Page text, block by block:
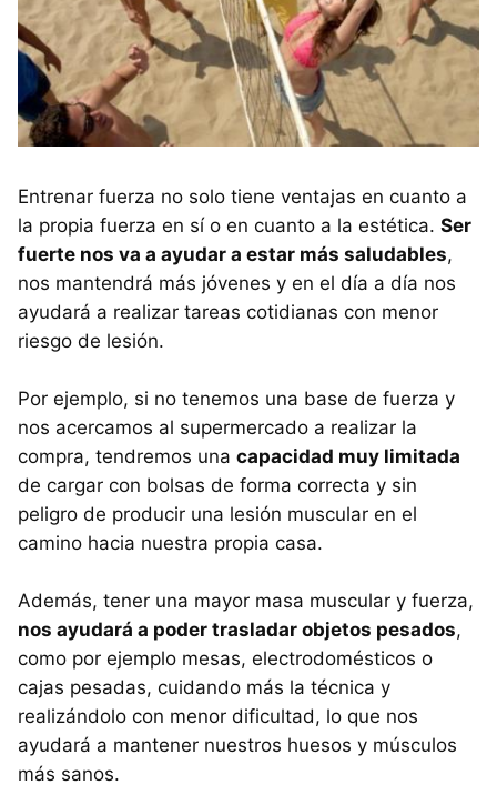
Entrenar fuerza no solo tiene ventajas en cuanto a
la propia fuerza en sí o en cuanto a la estética. Ser
fuerte nos va a ayudar a estar más saludables,
nos mantendrá más jóvenes y en el día a día nos
ayudará a realizar tareas cotidianas con menor
riesgo de lesión.
Por ejemplo, si no tenemos una base de fuerza y
nos acercamos al supermercado a realizar la
compra, tendremos una capacidad muy limitada
de cargar con bolsas de forma correcta y sin
peligro de producir una lesión muscular en el
camino hacia nuestra propia casa.
Además, tener una mayor masa muscular y fuerza,
nos ayudará a poder trasladar objetos pesados,
como por ejemplo mesas, electrodomésticos o
cajas pesadas, cuidando más la técnica y
realizándolo con menor dificultad, lo que nos
ayudará a mantener nuestros huesos y músculos
más sanos.